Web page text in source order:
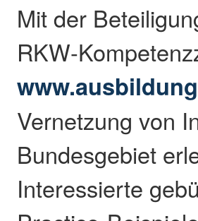
Mit der
RKW-
Vernetzung von
Bundesgebiet
Interessierte